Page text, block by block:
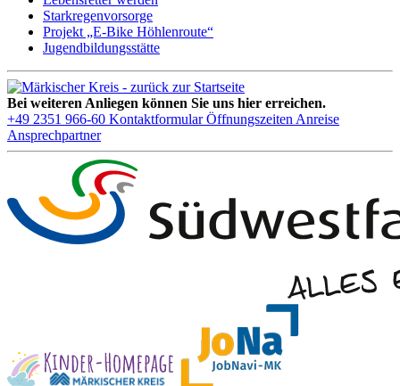
Starkregenvorsorge
Projekt „E-Bike Höhlenroute“
Jugendbildungsstätte
Bei weiteren Anliegen können Sie uns hier erreichen.
+49 2351 966-60 Kontaktformular Öffnungszeiten Anreise
Ansprechpartner